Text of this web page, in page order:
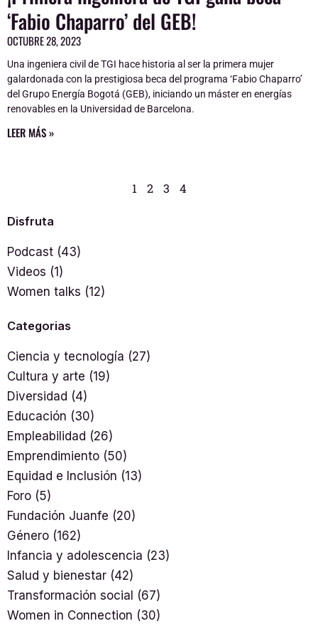
‘Fabio Chaparro’ del GEB!
OCTUBRE 28, 2023
Una ingeniera civil de TGI hace historia al ser la primera mujer
galardonada con la prestigiosa beca del programa ‘Fabio Chaparro’
del Grupo Energía Bogotá (GEB), iniciando un máster en energías
renovables en la Universidad de Barcelona.
LEER MÁS »
1 2 3 4
Disfruta
Podcast (43)
Videos (1)
Women talks (12)
Categorias
Ciencia y tecnología (27)
Cultura y arte (19)
Diversidad (4)
Educación (30)
Empleabilidad (26)
Emprendimiento (50)
Equidad e Inclusión (13)
Foro (5)
Fundación Juanfe (20)
Género (162)
Infancia y adolescencia (23)
Salud y bienestar (42)
Transformación social (67)
Women in Connection (30)